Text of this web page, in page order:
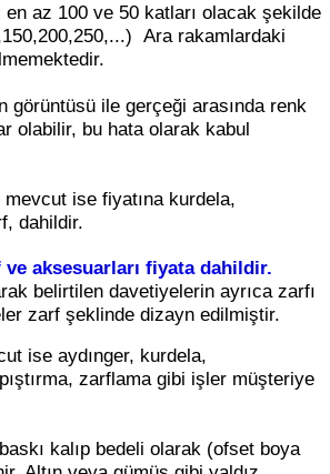
az 100 ve 50 katları olacak şekilde
Ara rakamlardaki
görüntüsü ile gerçeği arasında renk
olabilir, bu hata olarak kabul
ise fiyatına kurdela,
dahildir.
aksesuarları fiyata dahildir.
belirtilen davetiyelerin ayrıca zarfı
zarf şeklinde dizayn edilmiştir.
ise aydınger, kurdela,
zarflama gibi işler müşteriye
kalıp bedeli olarak (ofset boya